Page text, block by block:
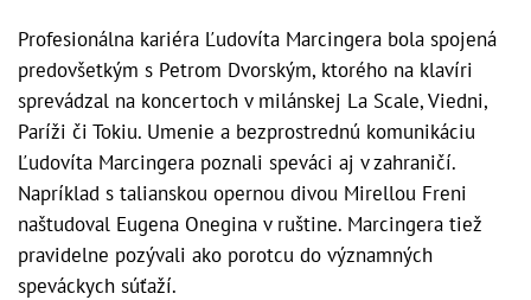
Profesionálna kariéra Ľudovíta Marcingera bola spojená
predovšetkým s Petrom Dvorským, ktorého na klavíri
sprevádzal na koncertoch v milánskej La Scale, Viedni,
Paríži či Tokiu. Umenie a bezprostrednú komunikáciu
Ľudovíta Marcingera poznali speváci aj v zahraničí.
Napríklad s talianskou opernou divou Mirellou Freni
naštudoval Eugena Onegina v ruštine. Marcingera tiež
pravidelne pozývali ako porotcu do významných
speváckych súťaží.